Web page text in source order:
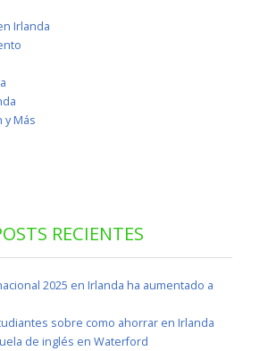
Irlanda
y Más
RECIENTES
2025 en Irlanda ha aumentado a
sobre como ahorrar en Irlanda
de inglés en Waterford